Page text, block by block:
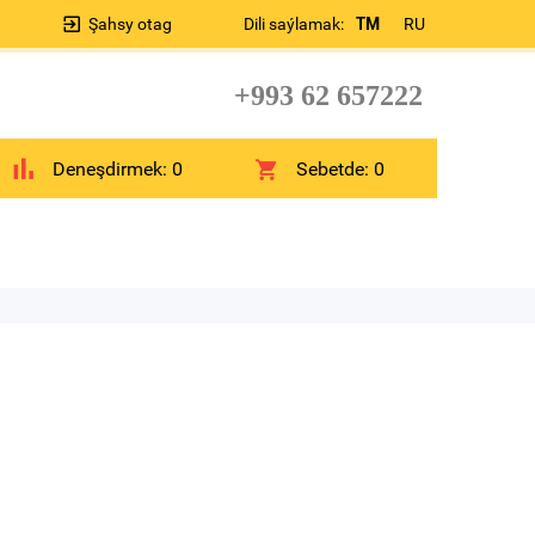
Dili saýlamak: TM RU
Şahsy otag
+993 62 657222
Deneşdirmek: 0 Sebetde:0